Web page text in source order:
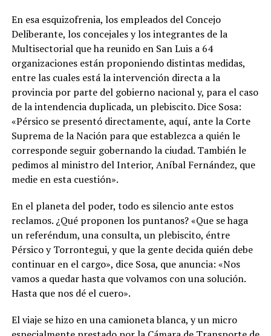
En esa esquizofrenia, los empleados del Concejo
Deliberante, los concejales y los integrantes de la
Multisectorial que ha reunido en San Luis a 64
organizaciones están proponiendo distintas medidas,
entre las cuales está la intervención directa a la
provincia por parte del gobierno nacional y, para el caso
de la intendencia duplicada, un plebiscito. Dice Sosa:
«Pérsico se presentó directamente, aquí, ante la Corte
Suprema de la Nación para que establezca a quién le
corresponde seguir gobernando la ciudad. También le
pedimos al ministro del Interior, Aníbal Fernández, que
medie en esta cuestión».
En el planeta del poder, todo es silencio ante estos
reclamos. ¿Qué proponen los puntanos? «Que se haga
un referéndum, una consulta, un plebiscito, éntre
Pérsico y Torrontegui, y que la gente decida quién debe
continuar en el cargo», dice Sosa, que anuncia: «Nos
vamos a quedar hasta que volvamos con una solución.
Hasta que nos dé el cuero».
El viaje se hizo en una camioneta blanca, y un micro